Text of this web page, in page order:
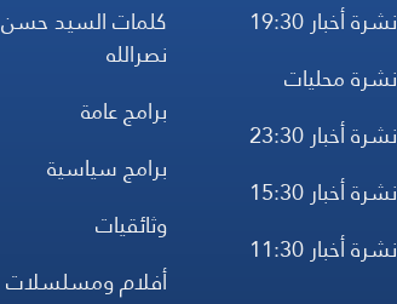
نشرة أخبار 19:30
نشرة محليات
نشرة أخبار 23:30
نشرة أخبار 15:30
نشرة أخبار 11:30
كلمات السيد حسن
نصرالله
برامج عامة
برامج سياسية
وثائقيات
أفلام ومسلسلات